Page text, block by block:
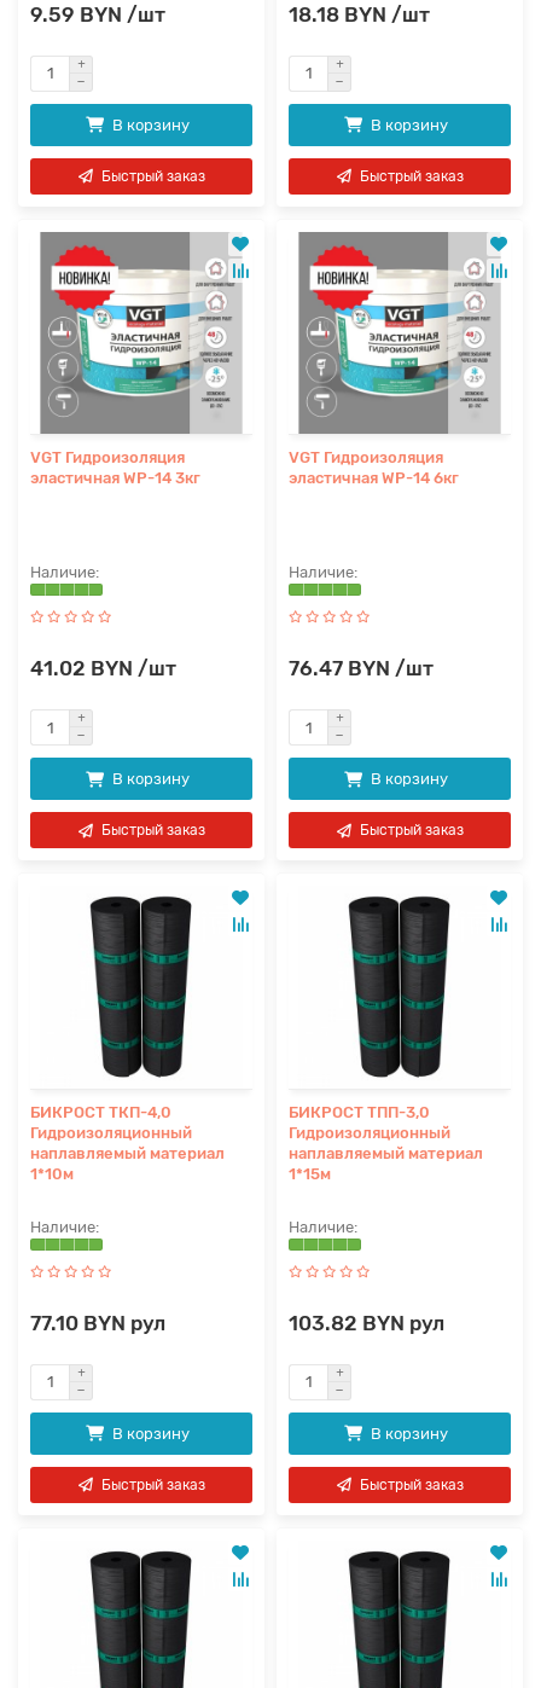
9.59 BYN /шт
В корзину
Быстрый заказ
18.18 BYN /шт
В корзину
Быстрый заказ
VGT Гидроизоляция
эластичная WP-14 3кг
41.02 BYN /шт
В корзину
Быстрый заказ
VGT Гидроизоляция
эластичная WP-14 6кг
76.47 BYN /шт
В корзину
Быстрый заказ
БИКРОСТ ТКП-4,0
Гидроизоляционный
наплавляемый материал
1*10м
77.10 BYN рул
В корзину
Быстрый заказ
БИКРОСТ ТПП-3,0
Гидроизоляционный
наплавляемый материал
1*15м
103.82 BYN рул
В корзину
Быстрый заказ